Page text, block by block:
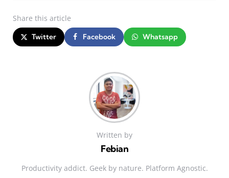
Share this article
Twitter Facebook Whatsapp
Written by
Febian
Productivity addict. Geek by nature. Platform Agnostic.